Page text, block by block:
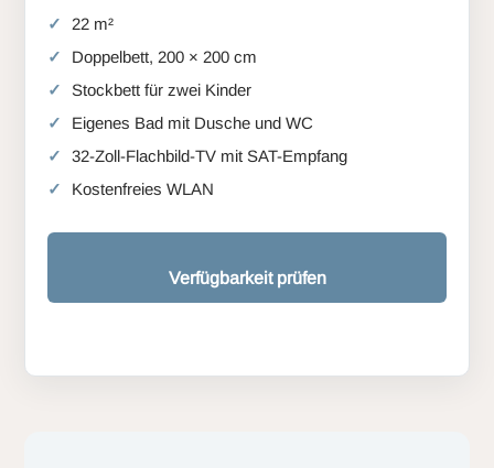
22 m²
Doppelbett, 200 × 200 cm
Stockbett für zwei Kinder
Eigenes Bad mit Dusche und WC
32-Zoll-Flachbild-TV mit SAT-Empfang
Kostenfreies WLAN
Verfügbarkeit prüfen